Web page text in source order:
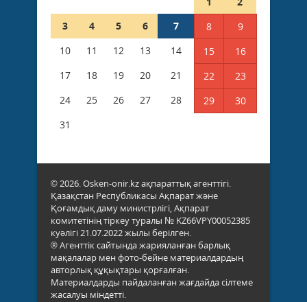
3
4 5 6 7 8
9
10
11 12 13 14 15
16
17
18 19 20 21 22
23
24
25 26 27 28 29
30
31
© 2026. Osken-onir.kz ақпараттық агенттігі.
Қазақстан Республикасы Ақпарат және
Қоғамдық даму министрлігі, Ақпарат
комитетінің тіркеу туралы № KZ66VPY00052385
куәлігі 21.07.2022 жылы берілген.
® Агенттік сайтында жарияланған барлық
мақалалар мен фото-бейне материалдардың
авторлық құқықтары қорғалған.
Материалдарды пайдаланған жағдайда сілтеме
жасалуы міндетті.